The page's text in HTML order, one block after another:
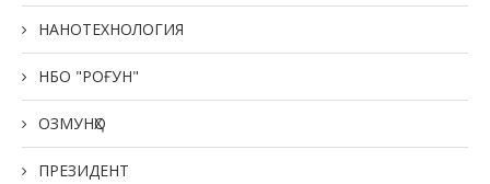
НАНОТЕХНОЛОГИЯ
НБО "РОҒУН"
ОЗМУНҲО
ПРЕЗИДЕНТ